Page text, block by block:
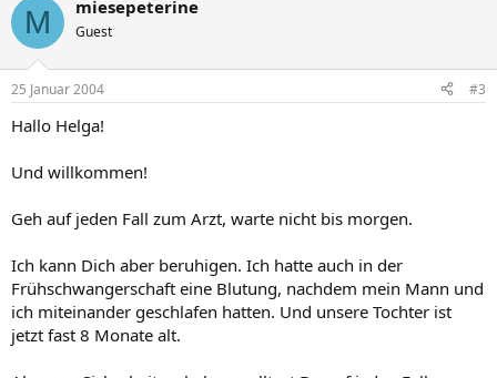
M miesepeterine
Guest
25 Januar 2004 #3
Hallo Helga!
Und willkommen!
Geh auf jeden Fall zum Arzt, warte nicht bis morgen.
Ich kann Dich aber beruhigen. Ich hatte auch in der
Frühschwangerschaft eine Blutung, nachdem mein Mann und
ich miteinander geschlafen hatten. Und unsere Tochter ist
jetzt fast 8 Monate alt.